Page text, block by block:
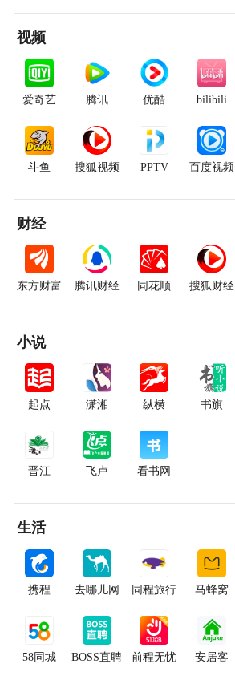
视频
爱奇艺 腾讯 优酷 bilibili
斗鱼 搜狐视频 PPTV 百度视频
财经
东方财富 腾讯财经 同花顺 搜狐财经
小说
起点 潇湘 纵横 书旗
晋江 飞卢 看书网
生活
携程 去哪儿网 同程旅行 马蜂窝
58同城 BOSS直聘 前程无忧 安居客